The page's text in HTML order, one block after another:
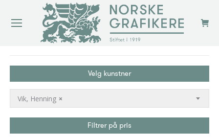
Velg kunstner
×
Vik, Henning
Filtrer på pris